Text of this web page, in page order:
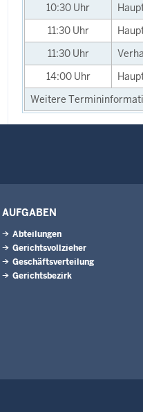
10:30 Uhr
11:30 Uhr
11:30 Uhr
14:00 Uhr
Weitere
AUFGABEN
Abteilungen
Gerichtsvollzieher
Geschäftsverteilung
Gerichtsbezirk